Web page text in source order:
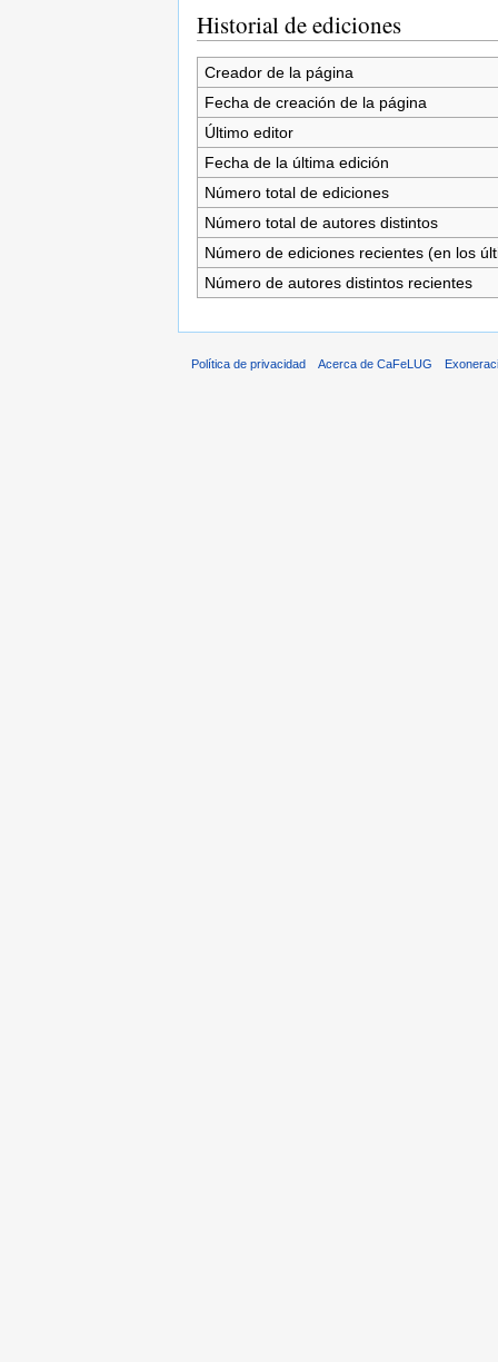
Historial de ediciones
Creador de la página
Fecha de creación de la página
Último editor
Fecha de la última edición
Número total de ediciones
Número total de autores distintos
Número de ediciones recientes (en los
Número de autores distintos recientes
Política de privacidad Acerca de CaFeLUG